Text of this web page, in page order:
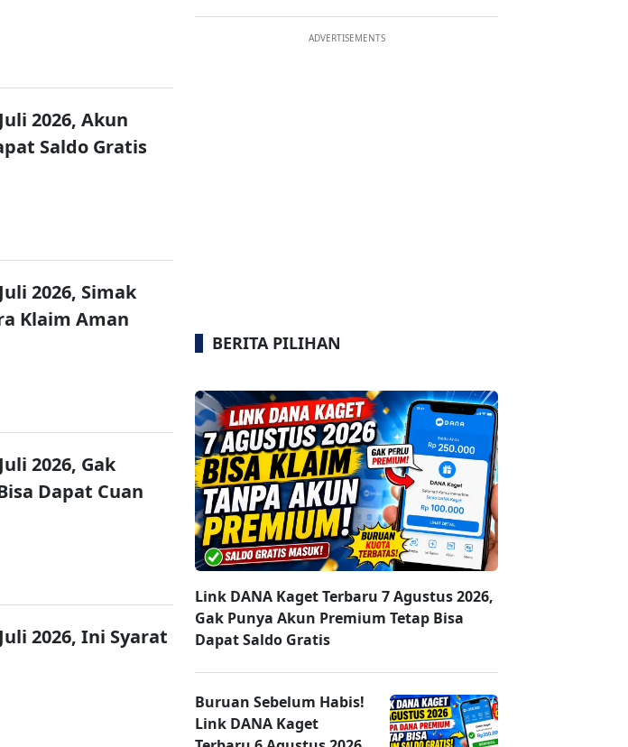
2026, Akun
Saldo Gratis
2026, Simak
Klaim Aman
2026, Gak
Dapat Cuan
2026, Ini Syarat
ADVERTISEMENTS
BERITA PILIHAN
Link DANA Kaget Terbaru 7 Agustus 2026,
Gak Punya Akun Premium Tetap Bisa
Dapat Saldo Gratis
Buruan Sebelum Habis!
Link DANA Kaget